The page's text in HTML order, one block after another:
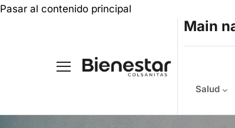
Pasar al contenido principal
Main
Salud